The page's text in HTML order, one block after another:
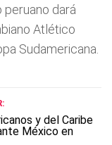
peruano dará
Atlético
Sudamericana.
y del Caribe
México en